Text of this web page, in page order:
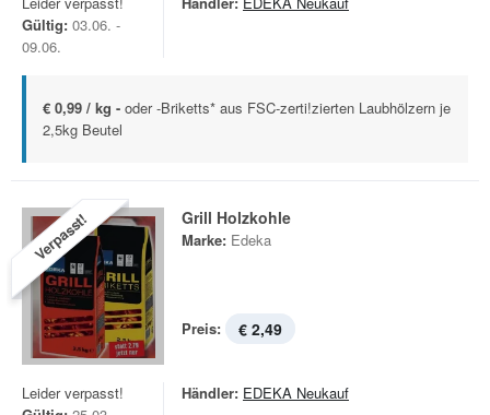
Gültig: 03.06. -
09.06.
€ 0,99 / kg - oder -Briketts* aus FSC-zerti!zierten Laubhölzern je
2,5kg Beutel
Verpasst! Grill Holzkohle
Marke: Edeka
Preis: € 2,49
Leider verpasst!
Händler: EDEKA Neukauf